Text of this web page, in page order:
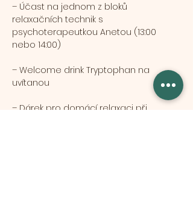
– Účast na jednom z bloků
relaxačních technik s
psychoterapeutkou Anetou (13:00
nebo 14:00)
– Welcome drink Tryptophan na
uvítanou
– Dárek pro domácí relaxaci při